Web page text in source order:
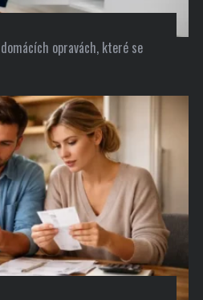
opravách, které se